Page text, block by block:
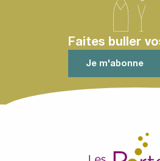
Faites buller
Je m'abonne